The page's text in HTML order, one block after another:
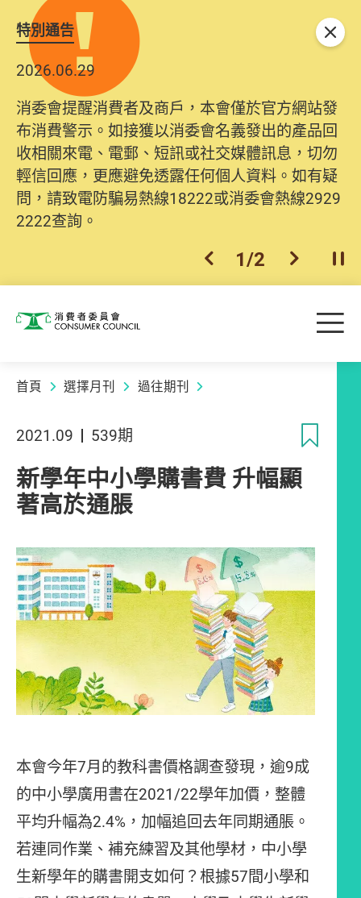
特別通告
2026.06.29
消委會提醒消費者及商戶，本會僅於官方網站發
布消費警示。如接獲以消委會名義發出的產品回
收相關來電、電郵、短訊或社交媒體訊息，切勿
輕信回應，更應避免透露任何個人資料。如有疑
問，請致電防騙易熱線18222或消委會熱線2929
2222查詢。
上一個
1/2 下一個開
關閉
消費者委員會 目
首頁 選擇月刊 過往期刊
2021.09 539期
新學年中小學購書費 升幅顯
著高於通脹
本會今年7月的教科書價格調查發現，逾9成
的中小學廣用書在2021/22學年加價，整體
平均升幅為2.4%，加幅追回去年同期通脹。
若連同作業、補充練習及其他學材，中小學
生新學年的購書開支如何？根據57間小學和